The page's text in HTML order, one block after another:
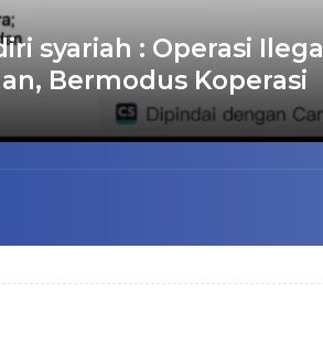
syariah : Operasi Ilegal
Bermodus Koperasi